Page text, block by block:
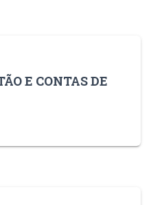
E CONTAS DE